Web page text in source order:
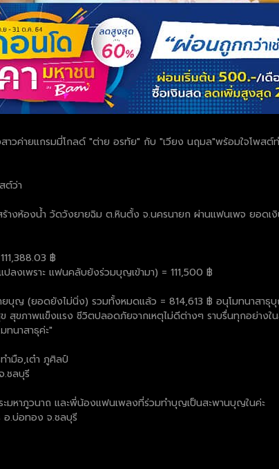
วค่ายแกรมมี่โกลด์ "ต่าย อรทัย" กับ "เวียง นฤมล"พร้อมใจโพ
ต์ว่า
งห้องน้ำ วัดวังยายฉิม ต.หินตั้ง จ.นครนายก ผ่านแฟนเพจ ยอด
฿
ลงเพราะ แฟนคลับยังร่วมบุญเข้ามา) = 111,500 ฿
บุญ (ยอดยังไม่นิ่ง) รวมทั้งหมดแล้ว = 814,613 ฿ อนุโมทนาส
สุขภาพแข็งแรง ชีวิตปลอดภัยจากเหตุไม่ดีต่างๆ ราบรื่นทุกอย่างใ
ทนาสาธุค่ะ"
ำมือ,เต๋า ภูศิลป์
.ชลบุรี
มหาภูวนาถ และพี่น้องแฟนเพลงที่ร่วมทำบุญเป็นสะพานบุญในค่ะ
.บ่อทอง จ.ชลบุรี